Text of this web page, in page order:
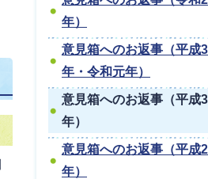
年）
意見箱へのお返事（平成
年・令和元年）
意見箱へのお返事（平成
年）
意見箱へのお返事（平成
年）